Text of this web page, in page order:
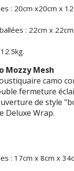
: 20cm x20cm x
: 22cm x 22cm.
Mozzy Mesh
camo
fermeture
de style
Deluxe Wrap.
: 17cm x 8cm x